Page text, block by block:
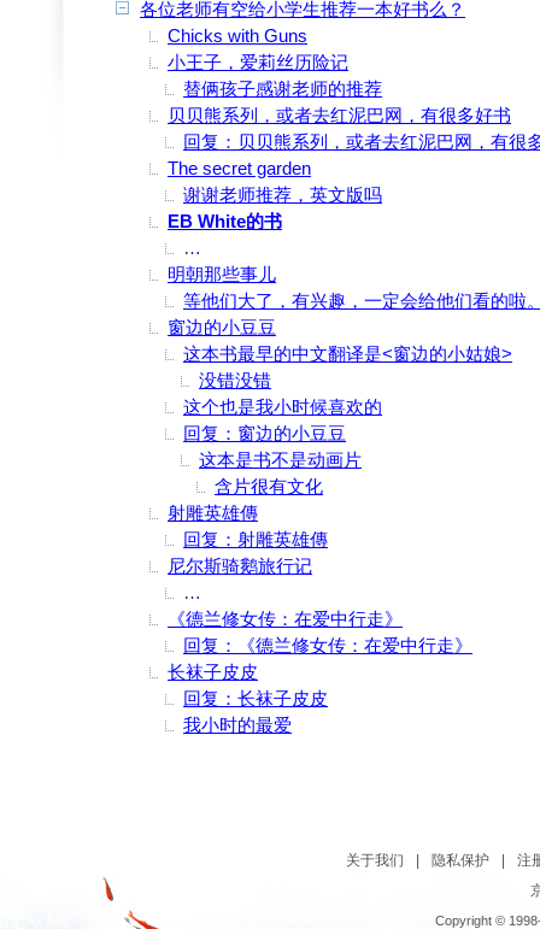
各位老师有空给小学生推荐一本好书么？
Chicks with Guns
小王子，爱莉丝历险记
替俩孩子感谢老师的推荐
贝贝熊系列，或者去红泥巴网，有很多好书
回复：贝贝熊系列，或者去红泥巴网，有很
The secret garden
谢谢老师推荐，英文版吗
EB White的书
谢谢文老师推荐，农村的学校不怎么重视图
明朝那些事儿
等他们大了，有兴趣，一定会给他们看的啦
窗边的小豆豆
这本书最早的中文翻译是<窗边的小姑娘>
没错没错
这个也是我小时候喜欢的
回复：窗边的小豆豆
这本是书不是动画片
含片很有文化
射雕英雄傳
回复：射雕英雄傳
尼尔斯骑鹅旅行记
鸡排骨老师，前前天，我就是送他们俩给这
《德兰修女传：在爱中行走》
回复：《德兰修女传：在爱中行走》
长袜子皮皮
回复：长袜子皮皮
我小时的最爱
关于我们 隐私保护
注
Copyright ©